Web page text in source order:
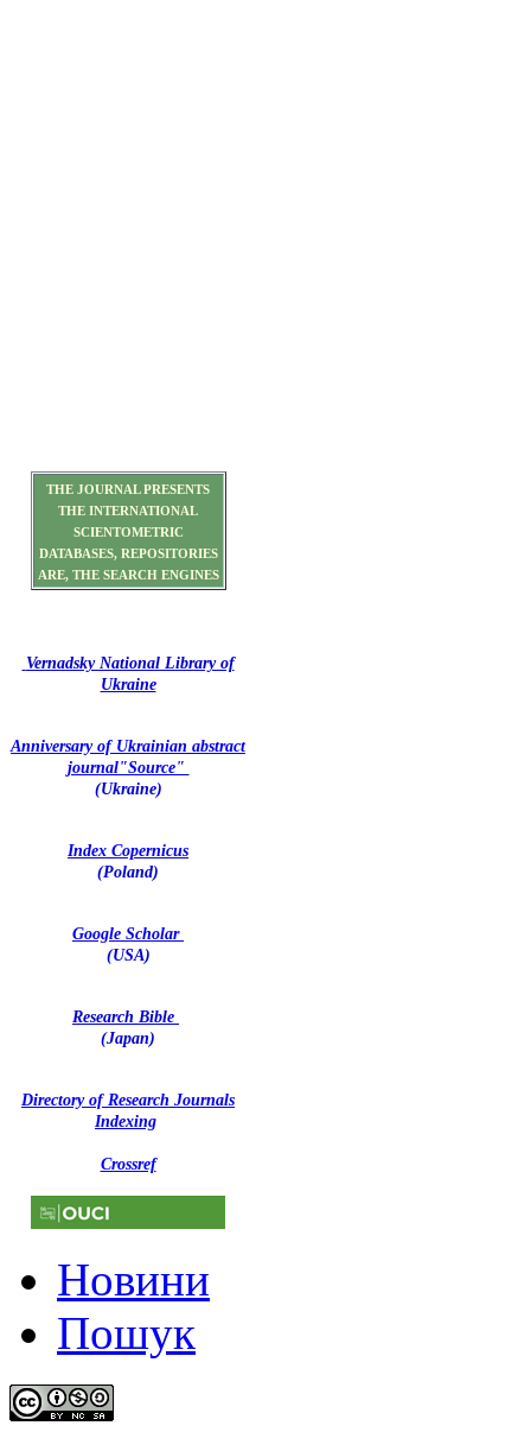
THE JOURNAL PRESENTS
THE INTERNATIONAL
SCIENTOMETRIC
DATABASES, REPOSITORIES
ARE, THE SEARCH ENGINES
Vernadsky National Library of
Ukraine
Anniversary of Ukrainian abstract
journal"Source"
(Ukraine)
Index Copernicus
(Poland)
Google Scholar
(USA)
Research Bible
(Japan)
Directory of Research Journals
Indexing
Crossref
Новини
Пошук